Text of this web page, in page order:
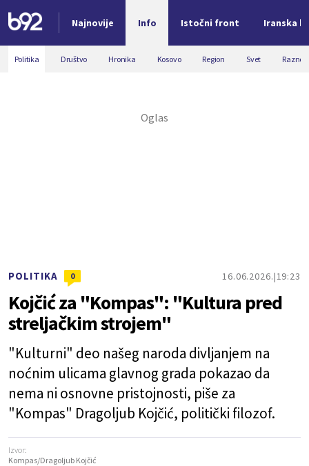
Najnovije Info Istočni front Iranska
Nova vest
Politika Društvo Hronika Kosovo Region Svet Razno
POLITIKA 0 16.06.2026. 19:23
Kojčić za "Kompas": "Kultura pred
streljačkim strojem"
"Kulturni" deo našeg naroda divljanjem na
noćnim ulicama glavnog grada pokazao da
nema ni osnovne pristojnosti, piše za
"Kompas" Dragoljub Kojčić, politički filozof.
Izvor:
Kompas/Dragoljub Kojčić